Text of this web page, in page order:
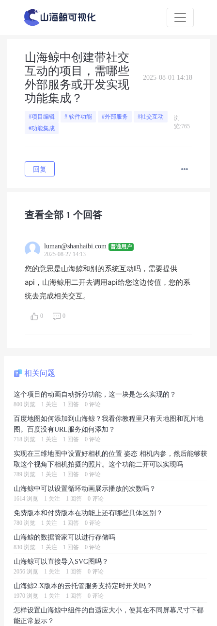
山海鲸中创建带社交
互动的项目，需哪些
外部服务或开发实现
功能集成？​
2025-08-01 14:18
#项目编辑 # 软件功能 #外部服务
#社交互动
#功能集成
浏
览:765
回复
查看全部 1 个回答
luman@shanhaibi.com 普通用户
2025-08-27 14:13
您的意思是山海鲸和别的系统互动吗，需要提供
api，山海鲸用二开去调用api给您这边传值，您的系
统去完成相关交互。
0 0
相关问题
这个项目的动画自动拆分功能，这一块是怎么实现的？
800 浏览 1 关注 1 回答 0 评论
百度地图如何添加到山海鲸？我看你教程里只有天地图和瓦片地
图。百度没有URL服务如何添加？
718 浏览 1 关注 1 回答 0 评论
实现在三维地图中设置好相机的位置 姿态 相机内参，然后能够获
取这个视角下相机拍摄的照片。这个功能二开可以实现吗
789 浏览 1 关注 1 回答 0 评论
山海鲸中可以设置循环动画展示播放的次数吗？
1614 浏览 1 关注 1 回答 0 评论
免费版本和付费版本在功能上还有哪些具体区别？
780 浏览 1 关注 1 回答 0 评论
山海鲸的数据管家可以进行存储吗
830 浏览 1 关注 1 回答 0 评论
山海鲸可以直接导入SVG图吗？
2056 浏览 1 关注 1 回答 0 评论
山海鲸2.X版本的云托管服务支持定时开关吗？
1970 浏览 1 关注 1 回答 0 评论
怎样设置山海鲸中组件的自适应大小，使其在不同屏幕尺寸下都
能正常显示？